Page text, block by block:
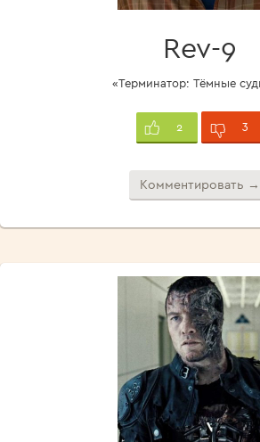
Rev-9
«Терминатор: Тёмные
2 3
Комментировать →